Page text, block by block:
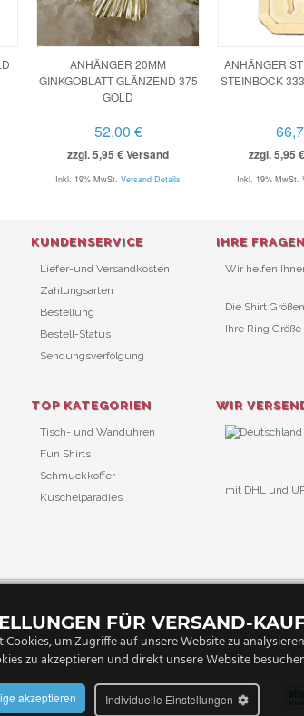
ANHÄNGER 20MM
GINKGOBLATT GLÄNZEND 375
GOLD
52,00 €
zzgl. 5,95 € Versand
Inkl. 19% MwSt. Versand Details
ANHÄNGER
STEINBOCK
zzgl. 5,95
Inkl. 19% MwSt.
KUNDENSERVICE
Liefer-und Versandkosten
Zahlungsarten
Bestellung
Bestell-Status
Sendungsverfolgung
IHRE FRAGEN
Wir helfen
Die Shirt Größen
Ihre Ring Größe
TOP KATEGORIEN
Tisch- und Wanduhren
Fun Shirts
Schmuckkoffer
Kuschelparadies
WIR
mit DHL und
FÜR VERSAND-
um Zugriffe auf unsere Website zu
zu akzeptieren und direkt unsere Website
akzeptieren Individuelle Einstellungen